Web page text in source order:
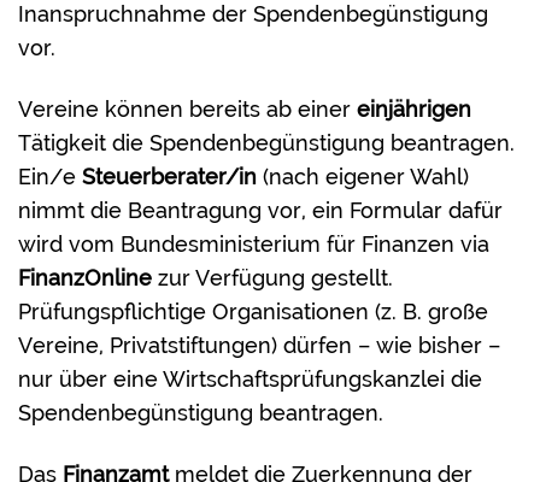
Inanspruchnahme der Spendenbegünstigung
vor.
Vereine können bereits ab einer einjährigen
Tätigkeit die Spendenbegünstigung beantragen.
Ein/e Steuerberater/in (nach eigener Wahl)
nimmt die Beantragung vor, ein Formular dafür
wird vom Bundesministerium für Finanzen via
FinanzOnline zur Verfügung gestellt.
Prüfungspflichtige Organisationen (z. B. große
Vereine, Privatstiftungen) dürfen – wie bisher –
nur über eine Wirtschaftsprüfungskanzlei die
Spendenbegünstigung beantragen.
Das Finanzamtmeldet die Zuerkennung der